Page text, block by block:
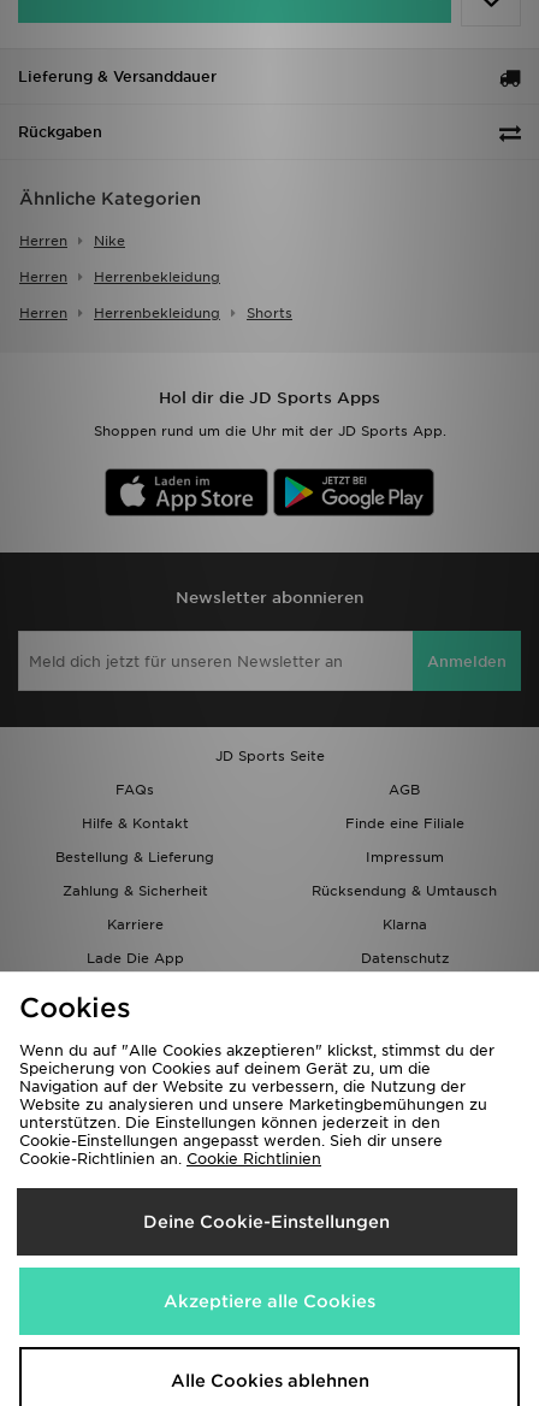
Lieferung & Versanddauer
Rückgaben
Ähnliche Kategorien
Herren Nike
Herren Herrenbekleidung
Herren Herrenbekleidung Shorts
Hol dir die JD Sports Apps
Shoppen rund um die Uhr mit der JD Sports App.
Newsletter abonnieren
Anmelden
JD Sports Seite
FAQs
AGB
Hilfe & Kontakt
Finde eine Filiale
Bestellung & Lieferung
Impressum
Zahlung & Sicherheit
Rücksendung & Umtausch
Karriere
Klarna
Lade Die App
Datenschutz
Lieferung Nach
Österreich
Wir akzeptieren folgende Zahlungsmethoden
Corporate Website www.jdplc.com
Cookies
Wenn du auf "Alle Cookies akzeptieren" klickst, stimmst du der
Speicherung von Cookies auf deinem Gerät zu, um die
Navigation auf der Website zu verbessern, die Nutzung der
Website zu analysieren und unsere Marketingbemühungen zu
unterstützen. Die Einstellungen können jederzeit in den
Cookie-Einstellungen angepasst werden. Sieh dir unsere
Cookie-Richtlinien an. Cookie Richtlinien
Deine Cookie-Einstellungen
Akzeptiere alle Cookies
Alle Cookies ablehnen